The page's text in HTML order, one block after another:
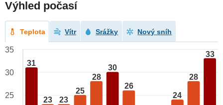
Výhled počasí
Teplota Vítr Srážky Nový sníh
31
23 23
25
28
30
26
24
28
33
35
30
25